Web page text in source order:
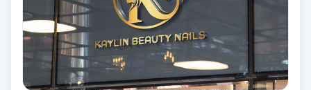
Brynplockning
Bröllopsuppsättning